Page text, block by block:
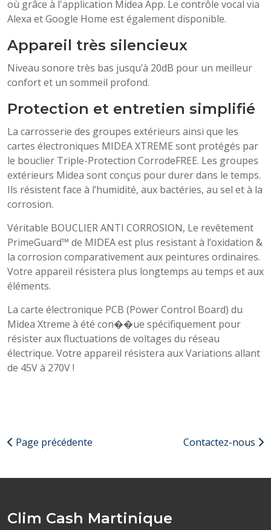
où grâce à l'application Midea App. Le contrôle vocal via
Alexa et Google Home est également disponible.
Appareil très silencieux
Niveau sonore très bas jusqu’à 20dB pour un meilleur
confort et un sommeil profond.
Protection et entretien simplifié
La carrosserie des groupes extérieurs ainsi que les
cartes électroniques MIDEA XTREME sont protégés par
le bouclier Triple-Protection CorrodeFREE. Les groupes
extérieurs Midea sont conçus pour durer dans le temps.
Ils résistent face à l’humidité, aux bactéries, au sel et à la
corrosion.
Véritable BOUCLIER ANTI CORROSION, Le revêtement
PrimeGuard™ de MIDEA est plus resistant à l’oxidation &
la corrosion comparativement aux peintures ordinaires.
Votre appareil résistera plus longtemps au temps et aux
éléments.
La carte électronique PCB (Power Control Board) du
Midea Xtreme à été con��ue spécifiquement pour
résister aux fluctuations de voltages du réseau
électrique. Votre appareil résistera aux Variations allant
de 45V à 270V !
Page précédente Contactez-nous
Clim Cash Martinique